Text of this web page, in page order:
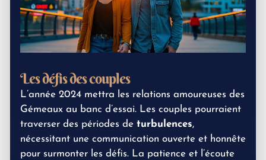
Les défis des couples
L’année 2024 mettra les relations amoureuses des
Gémeaux au banc d’essai. Les couples pourraient
traverser des périodes de turbulences,
nécessitant une communication ouverte et honnête
pour surmonter les défis. La patience et l’écoute